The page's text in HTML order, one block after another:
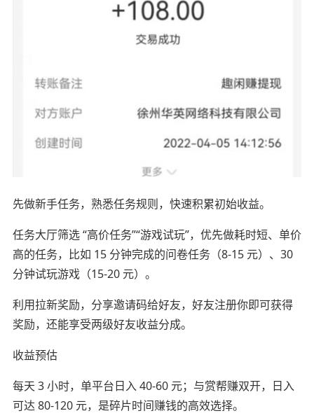
先做新手任务，熟悉任务规则，快速积累初始收益。
任务大厅筛选 “高价任务”“游戏试玩”，优先做耗时短、单价
高的任务，比如 15 分钟完成的问卷任务（8-15 元）、30
分钟试玩游戏（15-20 元）。
利用拉新奖励，分享邀请码给好友，好友注册你即可获得
奖励，还能享受两级好友收益分成。
收益预估
每天 3 小时，单平台日入 40-60 元；与赏帮赚双开，日入
可达 80-120 元，是碎片时间赚钱的高效选择。